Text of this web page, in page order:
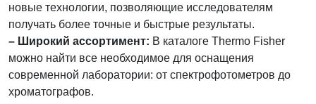
новые технологии, позволяющие исследователям
получать более точные и быстрые результаты.
– Широкий ассортимент: В каталоге Thermo Fisher
можно найти все необходимое для оснащения
современной лаборатории: от спектрофотометров до
хроматографов.